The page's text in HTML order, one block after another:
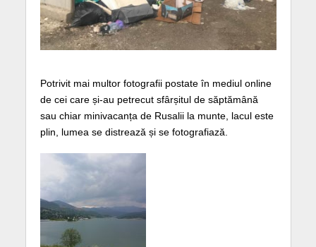
Potrivit mai multor fotografii postate în mediul online
de cei care și-au petrecut sfârșitul de săptămână
sau chiar minivacanța de Rusalii la munte, lacul este
plin, lumea se distrează și se fotografiază.